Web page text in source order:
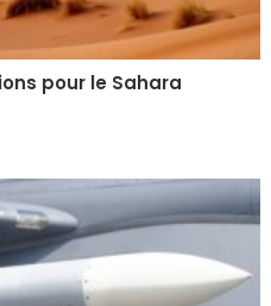
pour le Sahara